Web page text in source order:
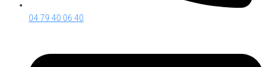
04 79 40 06 40